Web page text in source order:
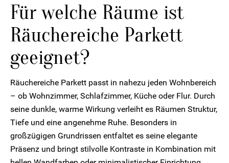
Für welche Räume ist
Räuchereiche Parkett
geeignet?
Räuchereiche Parkett passt in nahezu jeden Wohnbereich
– ob Wohnzimmer, Schlafzimmer, Küche oder Flur. Durch
seine dunkle, warme Wirkung verleiht es Räumen Struktur,
Tiefe und eine angenehme Ruhe. Besonders in
großzügigen Grundrissen entfaltet es seine elegante
Präsenz und bringt stilvolle Kontraste in Kombination mit